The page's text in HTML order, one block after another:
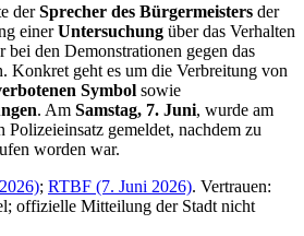
derSprecher des Bürgermeisters der
einerUntersuchung über das Verhalten
bei den Demonstrationen gegen das
Konkret geht es um die Verbreitung von
Symbol sowie
. Am Samstag, 7. Juni, wurde am
Polizeieinsatz gemeldet, nachdem zu
worden war.
; RTBF (7. Juni 2026). Vertrauen:
offizielle Mitteilung der Stadt nicht